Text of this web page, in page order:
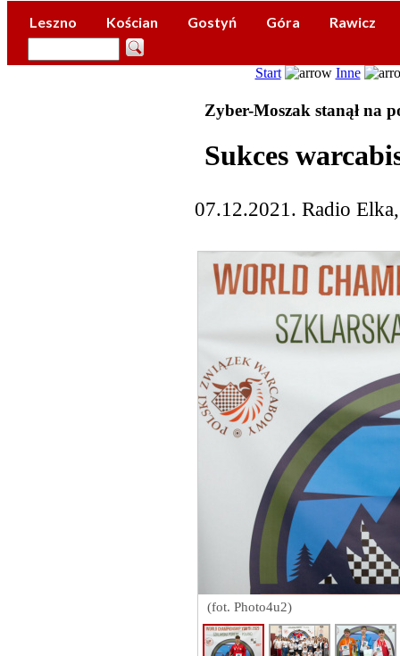
Leszno Kościan Gostyń Góra Rawicz
Start Inne
Zyber-Moszak stanął na
Sukces
07.12.2021. Radio
(fot. Photo4u2)